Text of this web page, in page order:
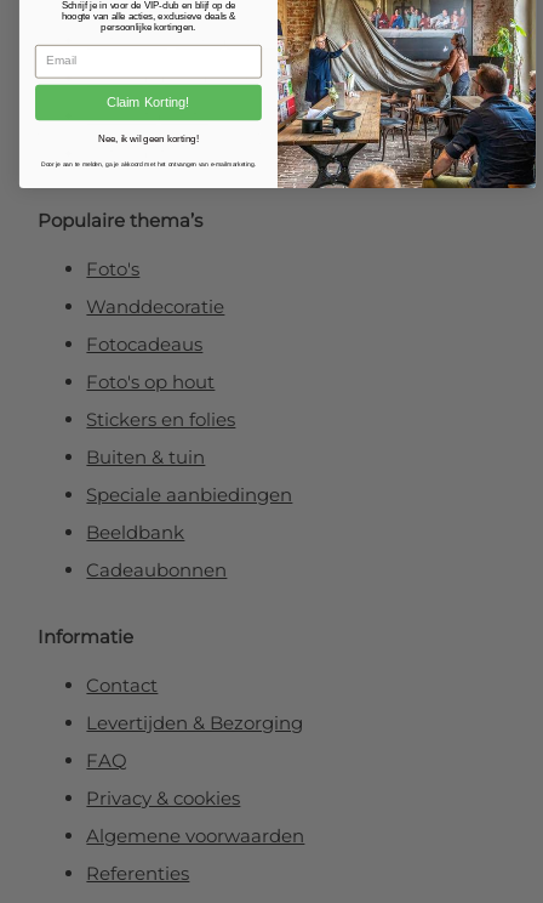
Foto verlijmd op dibond
Foto op plexibond
Fineart prints
Populaire thema’s
Foto's
Wanddecoratie
Fotocadeaus
Foto's op hout
Stickers en folies
Buiten & tuin
Speciale aanbiedingen
Beeldbank
Cadeaubonnen
Informatie
Contact
Levertijden & Bezorging
FAQ
Privacy & cookies
Algemene voorwaarden
Referenties
Schrijf je in voor de VIP-club en blijf op de
hoogte van alle acties, exclusieve deals &
persoonlijke kortingen.
Claim Korting!
Nee, ik wil geen korting!
Door je aan te melden, ga je akkoord met het ontvangen van e-mailmarketing.